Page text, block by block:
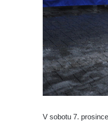
V sobotu 7.